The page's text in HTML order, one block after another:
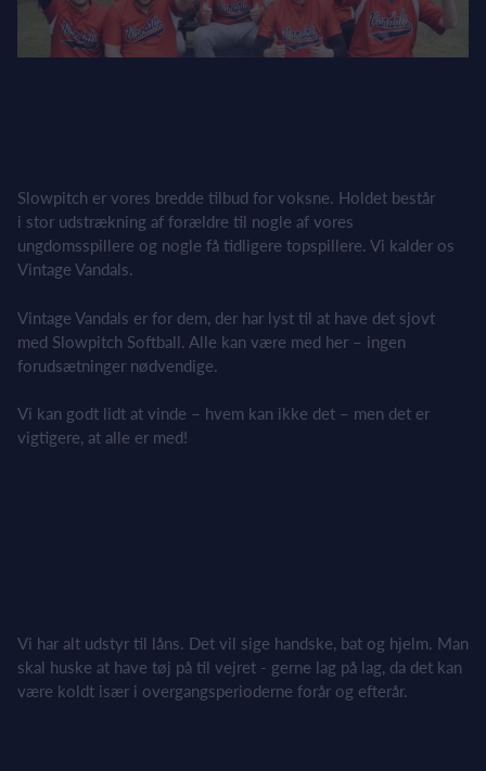
Slowpitch er vores bredde tilbud for voksne. Holdet består
i stor udstrækning af forældre til nogle af vores
ungdomsspillere og nogle få tidligere topspillere. Vi kalder os
Vintage Vandals.
Vintage Vandals er for dem, der har lyst til at have det sjovt
med Slowpitch Softball. Alle kan være med her – ingen
forudsætninger nødvendige.
Vi kan godt lidt at vinde – hvem kan ikke det – men det er
vigtigere, at alle er med!
Vi har alt udstyr til låns. Det vil sige handske, bat og hjelm. Man
skal huske at have tøj på til vejret - gerne lag på lag, da det kan
være koldt især i overgangsperioderne forår og efterår.